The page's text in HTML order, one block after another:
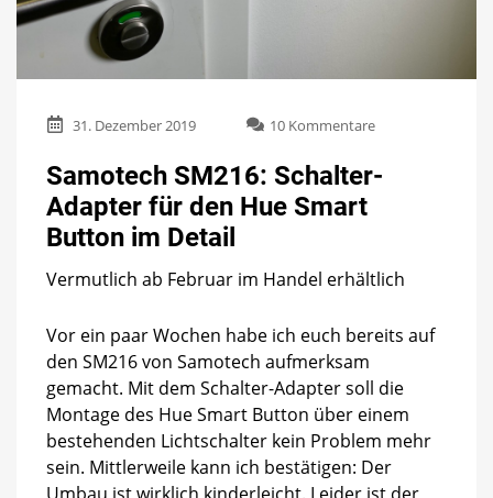
31. Dezember 2019 10 Kommentarezu
Hue
Smart
im
Samotech SM216: Schalter-
Adapter für den Hue Smart
Button im Detail
Vermutlich ab Februar im Handel erhältlich
Vor ein paar Wochen habe ich euch bereits auf
den SM216 von Samotech aufmerksam
gemacht. Mit dem Schalter-Adapter soll die
Montage des Hue Smart Button über einem
bestehenden Lichtschalter kein Problem mehr
sein. Mittlerweile kann ich bestätigen: Der